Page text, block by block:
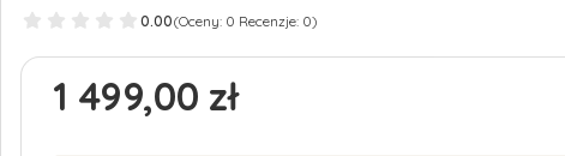
0.00(Oceny: 0 Recenzje: 0)
Cena
1 499,00 zł